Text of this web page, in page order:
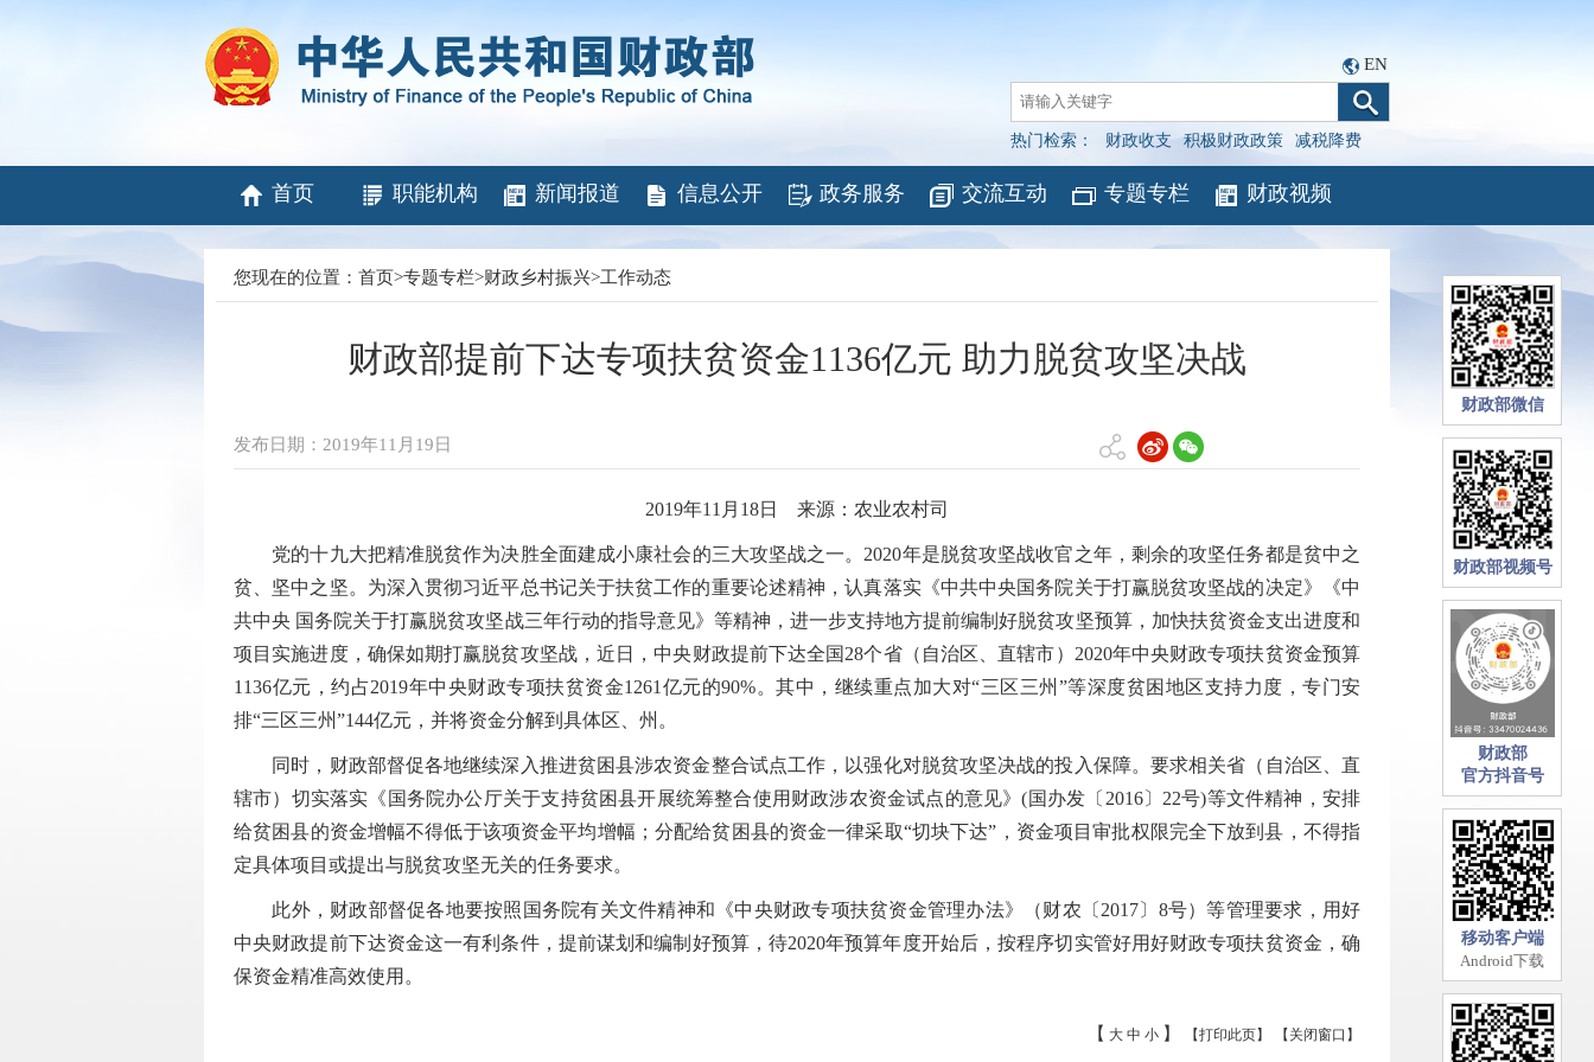
EN
热门检索： 财政收支 积极财政政策 减税降费
首页 职能机构 新闻报道 信息公开 政务服务 交流互动 专题专栏 财政视频
您现在的位置： 首页>专题专栏>财政乡村振兴>工作动态
财政部提前下达专项扶贫资金1136亿元 助力脱贫攻坚决战
发布日期：2019年11月19日
2019年11月18日 来源：农业农村司
党的十九大把精准脱贫作为决胜全面建成小康社会的三大攻坚战之一。2020年是脱贫攻坚战收官之年，剩余的攻坚任务都是贫中之
贫、坚中之坚。为深入贯彻习近平总书记关于扶贫工作的重要论述精神，认真落实《中共中央国务院关于打赢脱贫攻坚战的决定》《中
共中央 国务院关于打赢脱贫攻坚战三年行动的指导意见》等精神，进一步支持地方提前编制好脱贫攻坚预算，加快扶贫资金支出进度和
项目实施进度，确保如期打赢脱贫攻坚战，近日，中央财政提前下达全国28个省（自治区、直辖市）2020年中央财政专项扶贫资金预算
1136亿元，约占2019年中央财政专项扶贫资金1261亿元的90%。其中，继续重点加大对“三区三州”等深度贫困地区支持力度，专门安
排“三区三州”144亿元，并将资金分解到具体区、州。
同时，财政部督促各地继续深入推进贫困县涉农资金整合试点工作，以强化对脱贫攻坚决战的投入保障。要求相关省（自治区、直
辖市）切实落实《国务院办公厅关于支持贫困县开展统筹整合使用财政涉农资金试点的意见》(国办发〔2016〕22号)等文件精神，安排
给贫困县的资金增幅不得低于该项资金平均增幅；分配给贫困县的资金一律采取“切块下达”，资金项目审批权限完全下放到县，不得指
定具体项目或提出与脱贫攻坚无关的任务要求。
此外，财政部督促各地要按照国务院有关文件精神和《中央财政专项扶贫资金管理办法》（财农〔2017〕8号）等管理要求，用好
中央财政提前下达资金这一有利条件，提前谋划和编制好预算，待2020年预算年度开始后，按程序切实管好用好财政专项扶贫资金，确
保资金精准高效使用。
【 大 中 小 】 【打印此页】 【关闭窗口】
财政部微信
财政部视频号
财政部
官方抖音号
移动客户端
Android下载